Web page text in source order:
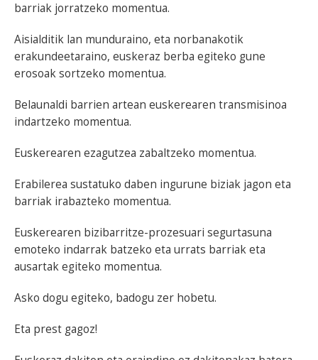
barriak jorratzeko momentua.
Aisialditik lan munduraino, eta norbanakotik
erakundeetaraino, euskeraz berba egiteko gune
erosoak sortzeko momentua.
Belaunaldi barrien artean euskerearen transmisinoa
indartzeko momentua.
Euskerearen ezagutzea zabaltzeko momentua.
Erabilerea sustatuko daben ingurune biziak jagon eta
barriak irabazteko momentua.
Euskerearen bizibarritze-prozesuari segurtasuna
emoteko indarrak batzeko eta urrats barriak eta
ausartak egiteko momentua.
Asko dogu egiteko, badogu zer hobetu.
Eta prest gagoz!